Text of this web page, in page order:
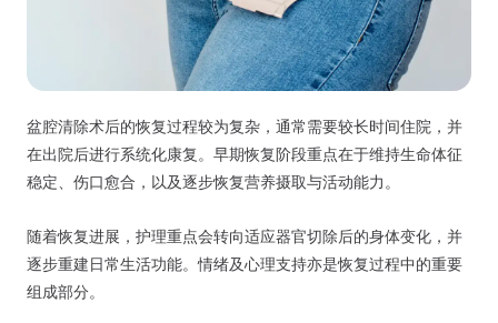
盆腔清除术后的恢复过程较为复杂，通常需要较长时间住院，并
在出院后进行系统化康复。早期恢复阶段重点在于维持生命体征
稳定、伤口愈合，以及逐步恢复营养摄取与活动能力。
随着恢复进展，护理重点会转向适应器官切除后的身体变化，并
逐步重建日常生活功能。情绪及心理支持亦是恢复过程中的重要
组成部分。